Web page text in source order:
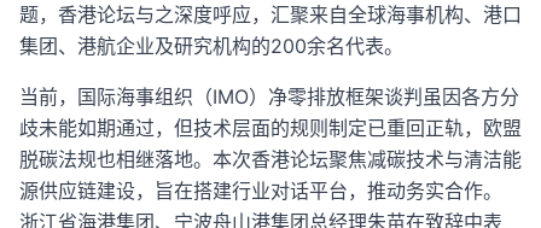
题，香港论坛与之深度呼应，汇聚来自全球海事机构、港口
集团、港航企业及研究机构的200余名代表。
当前，国际海事组织（IMO）净零排放框架谈判虽因各方分
歧未能如期通过，但技术层面的规则制定已重回正轨，欧盟
脱碳法规也相继落地。本次香港论坛聚焦减碳技术与清洁能
源供应链建设，旨在搭建行业对话平台，推动务实合作。
浙江省海港集团、宁波舟山港集团总经理朱苗在致辞中表